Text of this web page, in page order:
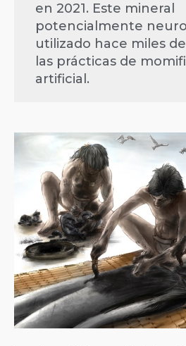
en 2021. Este mineral
potencialmente
utilizado hace miles
las prácticas de
artificial.